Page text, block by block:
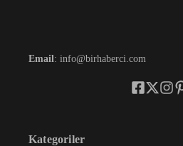
Email : info@birhaberci.com
Kategoriler